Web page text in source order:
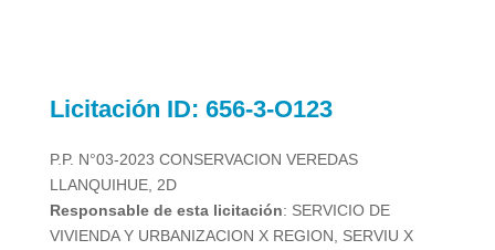
Licitación ID: 656-3-O123
P.P. N°03-2023 CONSERVACION VEREDAS
LLANQUIHUE, 2D
Responsable de esta licitación: SERVICIO DE
VIVIENDA Y URBANIZACION X REGION, SERVIU X